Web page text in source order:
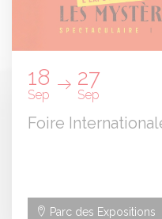
18
Sep
27
Sep
Foire
Parc des Expositions